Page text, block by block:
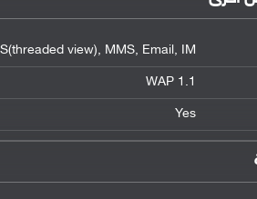
view), MMS, Email, IM
WAP 1.1
Yes